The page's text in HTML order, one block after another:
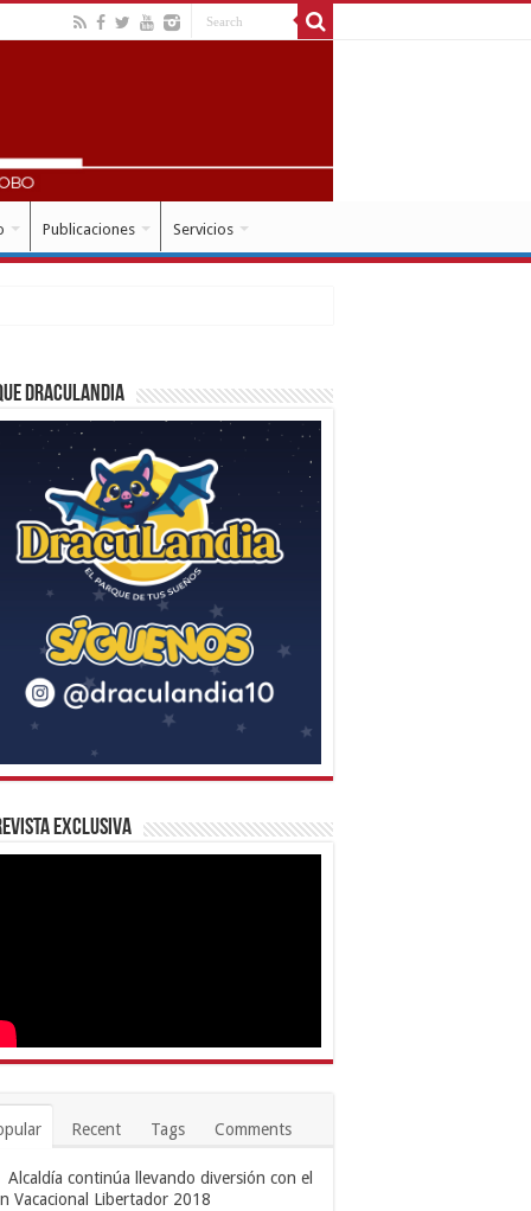
Publicaciones Servicios
Draculandia
Exclusiva
Recent Tags Comments
Alcaldía continúa llevando diversión con el
Vacacional Libertador 2018